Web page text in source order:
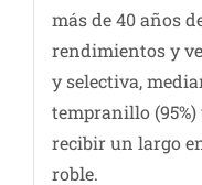
más de 40 años
rendimientos y
y selectiva,
tempranillo (95%)
recibir un largo
roble.